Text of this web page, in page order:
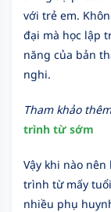
với trẻ em.
đại mà học lập
năng của bản
nghi.
Tham khảo
trình từ sớm
Vậy khi nào
trình từ mấy
nhiều phụ